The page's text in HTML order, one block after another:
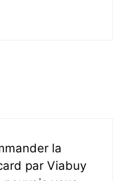
la
par Viabuy